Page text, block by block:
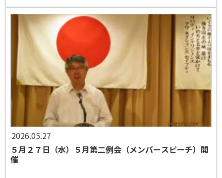
2026.05.27
５月２７日（水）５月第二例会（メンバースピーチ）開
催